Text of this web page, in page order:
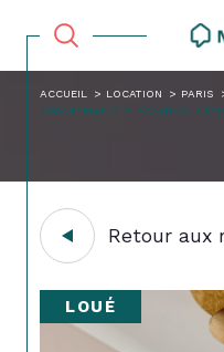
ACCUEIL LOCATION PARIS
APPARTEMENT ELEGANT
Retour aux
LOUÉ